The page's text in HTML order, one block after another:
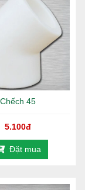
Chếch 45
5.100đ
Đặt mua